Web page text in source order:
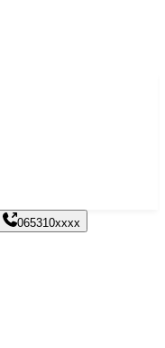
065310xxxx